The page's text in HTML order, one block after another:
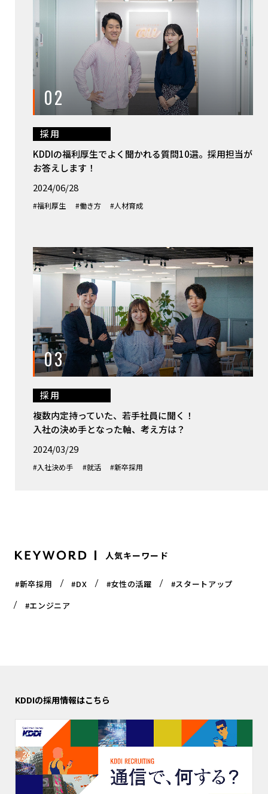
02
採用
KDDIの福利厚生でよく聞かれる質問10選。採用担当が
お答えします！
2024/06/28
#福利厚生 #働き方 #人材育成
03
採用
複数内定持っていた、若手社員に聞く！
入社の決め手となった軸、考え方は？
2024/03/29
#入社決め手 #就活 #新卒採用
人気キーワード
#新卒採用 #DX #女性の活躍
#スタートアップ
#エンジニア
KDDIの採用情報はこちら